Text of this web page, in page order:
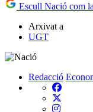
Escull Nació com
Arxivat a
UGT
Redacció